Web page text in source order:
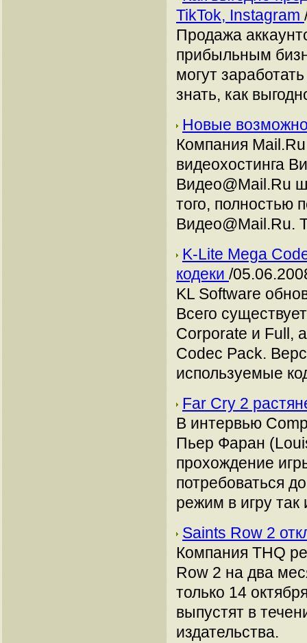
TikTok, Instagram
Продажа
прибыльным
могут
знать, как
Новые
Компания
видеохостинга
Видео@Mail.Ru
того, полностью
Видео@Mail.Ru.
K-Lite Mega
кодеки /
KL Software
Всего
Corporate и Full,
Codec Pack.
используемые
Far Cry 2
В интервью
Пьер Фаран
прохождение
потребоваться
режим в игру так
Saints Row 2
Компания THQ
Row 2 на два
только 14
выпустят в
издательства.